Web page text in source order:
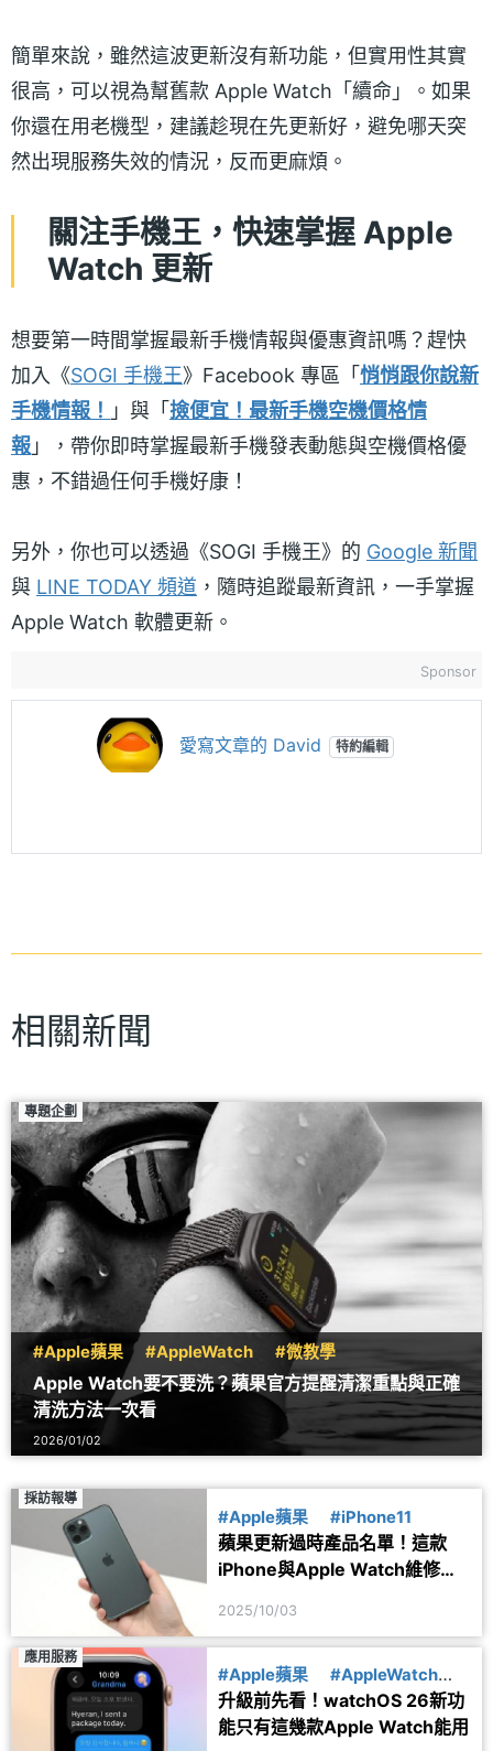
簡單來說，雖然這波更新沒有新功能，但實用性其實
很高，可以視為幫舊款 Apple Watch「續命」。如果
你還在用老機型，建議趁現在先更新好，避免哪天突
然出現服務失效的情況，反而更麻煩。
關注手機王，快速掌握 Apple
Watch 更新
想要第一時間掌握最新手機情報與優惠資訊嗎？趕快
加入《SOGI 手機王》Facebook 專區「悄悄跟你說新
手機情報！ 」與「撿便宜！最新手機空機價格情
報 」，帶你即時掌握最新手機發表動態與空機價格優
惠，不錯過任何手機好康！
另外，你也可以透過《SOGI 手機王》的 Google 新聞
與 LINE TODAY 頻道 ，隨時追蹤最新資訊，一手掌握
Apple Watch 軟體更新。
Sponsor
愛寫文章的 David 特約編輯
相關新聞
專題企劃
#Apple蘋果 #AppleWatch #微教學
Apple Watch要不要洗？蘋果官方提醒清潔重點與正確
清洗方法一次看
2026/01/02
採訪報導
#Apple蘋果 #iPhone11
蘋果更新過時產品名單！這款
iPhone與Apple Watch維修要
2025/10/03
應用服務
#Apple蘋果
#AppleWatch
#watchOS26
升級前先看！watchOS 26新功
能只有這幾款Apple Watch能用